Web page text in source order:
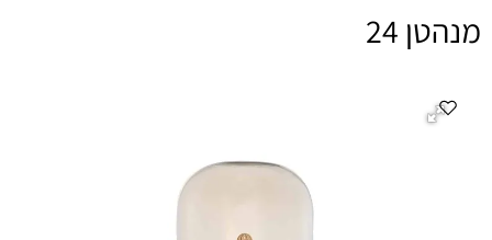
מנהטן 24